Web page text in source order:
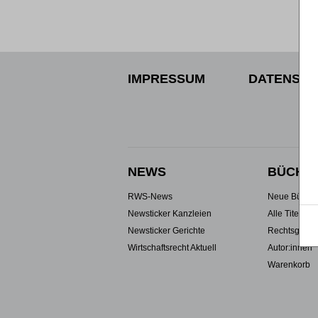
IMPRESSUM
NEWS
RWS-News
Newsticker Kanzleien
Newsticker Gerichte
Wirtschaftsrecht Aktuell
Neue Bücher
Alle Titel
Autor:innen
Warenkorb